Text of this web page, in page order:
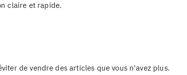
claire et rapide.
de vendre des articles que vous n'avez plus.